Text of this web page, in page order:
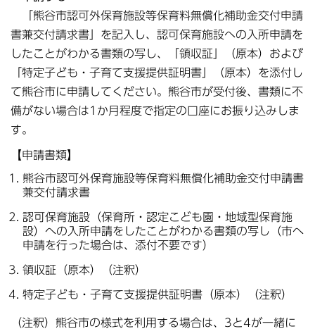
「熊谷市認可外保育施設等保育料無償化補助金交付申請
書兼交付請求書」を記入し、認可保育施設への入所申請を
したことがわかる書類の写し、「領収証」（原本）および
「特定子ども・子育て支援提供証明書」（原本）を添付し
て熊谷市に申請してください。熊谷市が受付後、書類に不
備がない場合は1か月程度で指定の口座にお振り込みしま
す。
【申請書類】
熊谷市認可外保育施設等保育料無償化補助金交付申請書
兼交付請求書
認可保育施設（保育所・認定こども園・地域型保育施
設）への入所申請をしたことがわかる書類の写し（市へ
申請を行った場合は、添付不要です）
領収証（原本）（注釈）
特定子ども・子育て支援提供証明書（原本）（注釈）
（注釈）熊谷市の様式を利用する場合は、3と4が一緒に